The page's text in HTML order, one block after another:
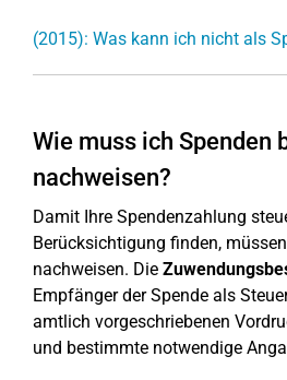
(2015): Was kann ich nicht als
Wie muss ich Spenden
nachweisen?
Damit Ihre Spendenzahlung
Berücksichtigung finden,
nachweisen. Die
Empfänger der Spende als
amtlich vorgeschriebenen
und bestimmte notwendige